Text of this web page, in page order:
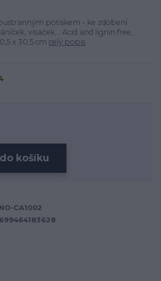
potiskem - ke zdobení
visaček... Acid and lignin free,
x 30,5 cm celý popis
košíku
NO-CA1002
699464183628